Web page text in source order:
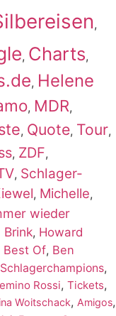
,
, Charts,
, Helene
, MDR,
, Quote, Tour,
, ZDF,
, Schlager-
, Michelle,
wieder
Brink, Howard
Best Of, Ben
Schlagerchampions,
Rossi, Tickets,
Woitschack, Amigos,